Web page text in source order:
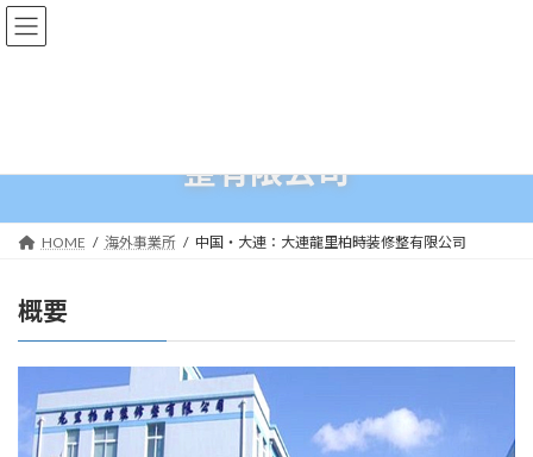
コ
ン
キ
プ
ナ
ビ
に
動
整有限公司
HOME 海外事業所 中国・大連：大連龍里柏時装修整有限公司
概要